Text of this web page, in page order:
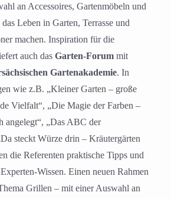
an Accessoires, Gartenmöbeln und
Leben in Garten, Terrasse und
machen. Inspiration für die
auch das Garten-Forum mit
Gartenakademie. In
wie z.B. „Kleiner Garten – große
Vielfalt“, „Die Magie der Farben –
angelegt“, „Das ABC der
steckt Würze drin – Kräutergärten
die Referenten praktische Tipps und
Wissen. Einen neuen Rahmen
Grillen – mit einer Auswahl an